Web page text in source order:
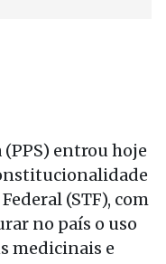
entrou hoje
(STF), com
no país o uso
medicinais e